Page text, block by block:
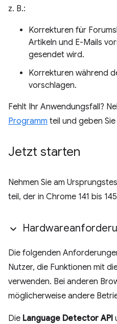
z. B.:
Korrekturen für
Artikeln und E-Mails
gesendet wird.
Korrekturen während
vorschlagen.
Fehlt Ihr Anwendungsfall?
Programm teil und geben
Jetzt starten
Nehmen Sie am
teil, der in Chrome 141 bis
Die folgenden
Nutzer, die Funktionen mit
verwenden. Bei anderen
möglicherweise andere
Die Language Detector API